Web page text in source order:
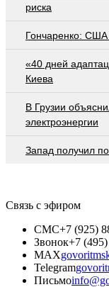
риска
Гончаренко: США
«40 дней
Киева
В Грузии
электроэнергии
Запад получил
Связь с эфиром
СМС+7 (925)
Звонок+7
MAX
Telegram
Письмо